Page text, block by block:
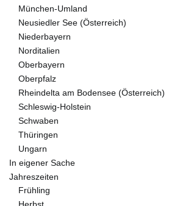
München-Umland
Neusiedler See (Österreich)
Niederbayern
Norditalien
Oberbayern
Oberpfalz
Rheindelta am Bodensee (Österreich)
Schleswig-Holstein
Schwaben
Thüringen
Ungarn
In eigener Sache
Jahreszeiten
Frühling